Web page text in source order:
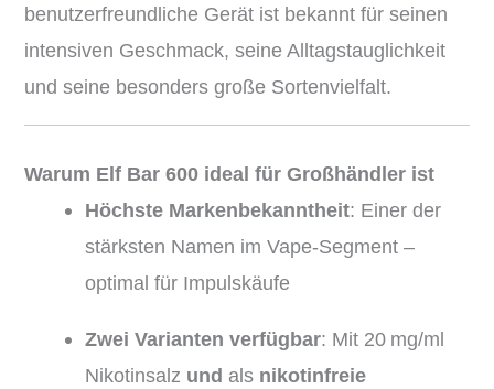
benutzerfreundliche Gerät ist bekannt für seinen
intensiven Geschmack, seine Alltagstauglichkeit
und seine besonders große Sortenvielfalt.
Warum Elf Bar 600 ideal für Großhändler ist
Höchste Markenbekanntheit: Einer der
stärksten Namen im Vape-Segment –
optimal für Impulskäufe
Zwei Varianten verfügbar: Mit 20 mg/ml
Nikotinsalz und als nikotinfreie